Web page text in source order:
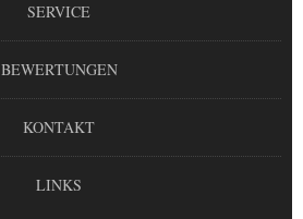
SERVICE
BEWERTUNGEN
KONTAKT
LINKS